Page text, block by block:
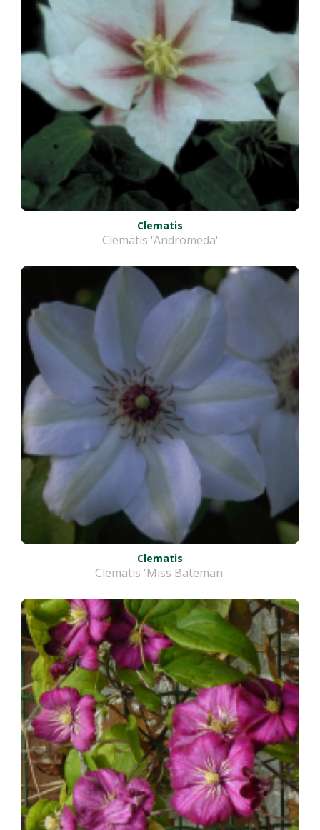
Clematis
Clematis 'Andromeda'
Clematis
Clematis 'Miss Bateman'